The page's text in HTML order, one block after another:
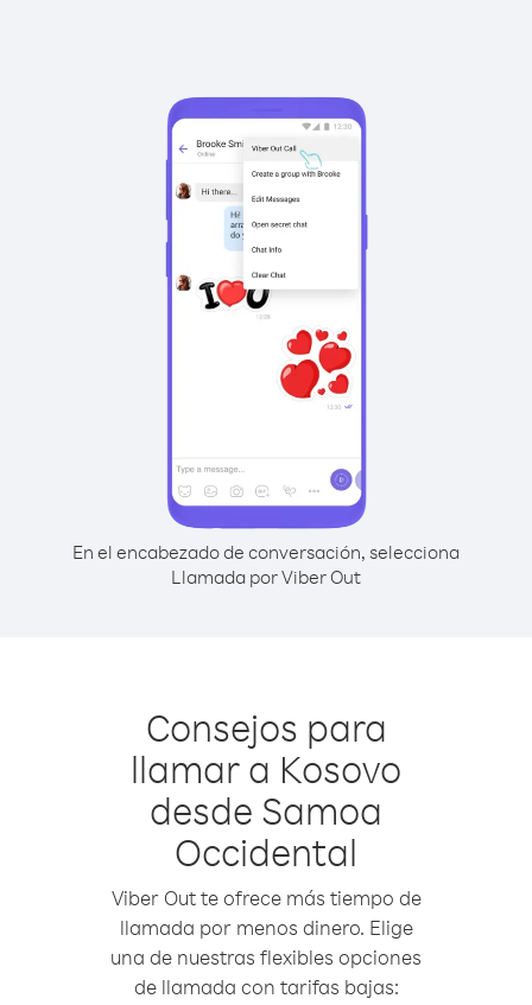
En el encabezado de conversación, selecciona
Llamada por Viber Out
Consejos para
llamar a Kosovo
desde Samoa
Occidental
Viber Out te ofrece más tiempo de
llamada por menos dinero. Elige
una de nuestras flexibles opciones
de llamada con tarifas bajas: